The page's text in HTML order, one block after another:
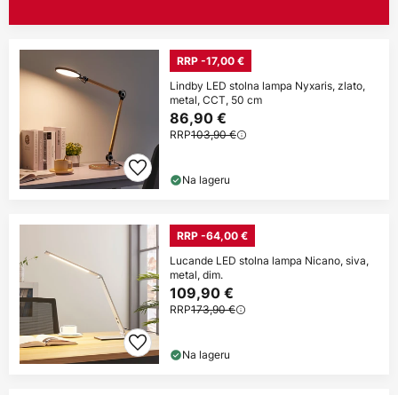
RRP -17,00 €
Lindby LED stolna lampa Nyxaris, zlato,
metal, CCT, 50 cm
86,90 €
RRP103,90 €
Na lageru
RRP -64,00 €
Lucande LED stolna lampa Nicano, siva,
metal, dim.
109,90 €
RRP173,90 €
Na lageru